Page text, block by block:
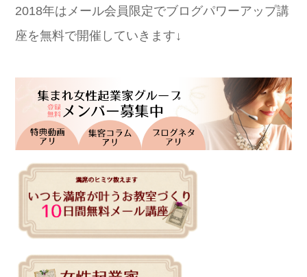
2018年はメール会員限定でブログパワーアップ講
座を無料で開催していきます↓